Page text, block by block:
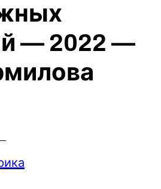
— 2022 —